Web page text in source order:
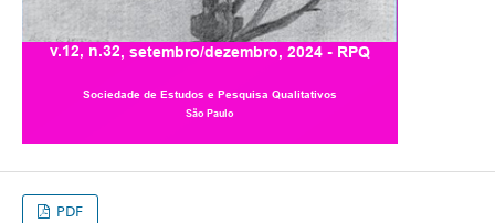
PDF